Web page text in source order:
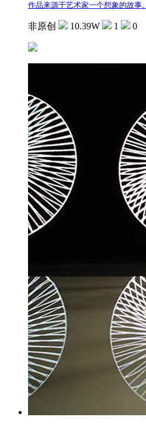
作品来源于艺术家一个想象的故事。
非原创 10.39W 1 0